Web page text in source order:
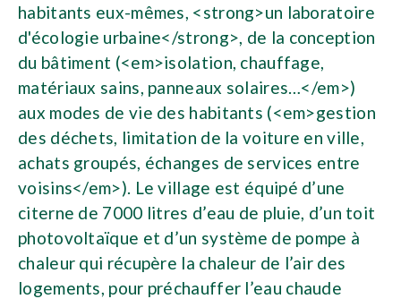
habitants eux-mêmes, <strong>un laboratoire
d'écologie urbaine</strong>, de la conception
du bâtiment (<em>isolation, chauffage,
matériaux sains, panneaux solaires…</em>)
aux modes de vie des habitants (<em>gestion
des déchets, limitation de la voiture en ville,
achats groupés, échanges de services entre
voisins</em>). Le village est équipé d’une
citerne de 7000 litres d’eau de pluie, d’un toit
photovoltaïque et d’un système de pompe à
chaleur qui récupère la chaleur de l’air des
logements, pour préchauffer l’eau chaude